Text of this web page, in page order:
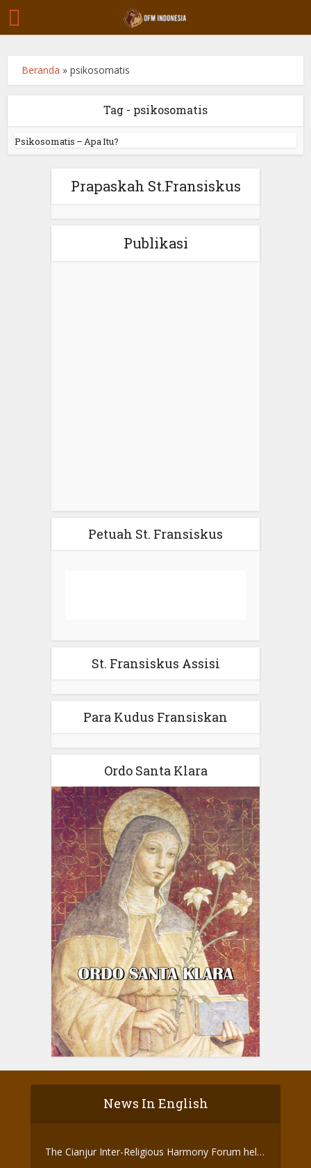
Beranda »psikosomatis
Tag - psikosomatis
Psikosomatis – Apa Itu?
Prapaskah St.Fransiskus
Publikasi
Petuah St. Fransiskus
St. Fransiskus Assisi
Para Kudus Fransiskan
Ordo Santa Klara
News In English
The Cianjur Inter-Religious Harmony Forum held